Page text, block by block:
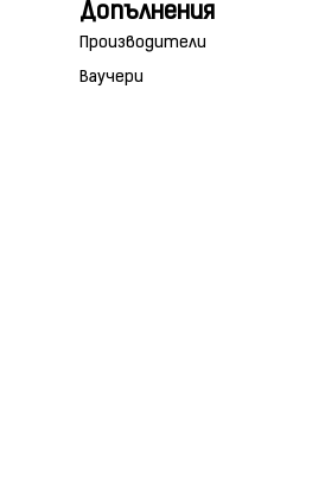
Допълнения
Производители
Ваучери